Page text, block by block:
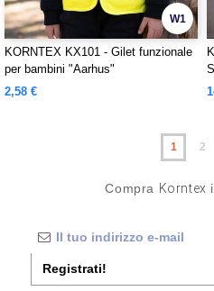
W1
KORNTEX KX101 - Gilet funzionale
per bambini "Aarhus"
2,58 €
1 2
Compra Korntex
Registrati!